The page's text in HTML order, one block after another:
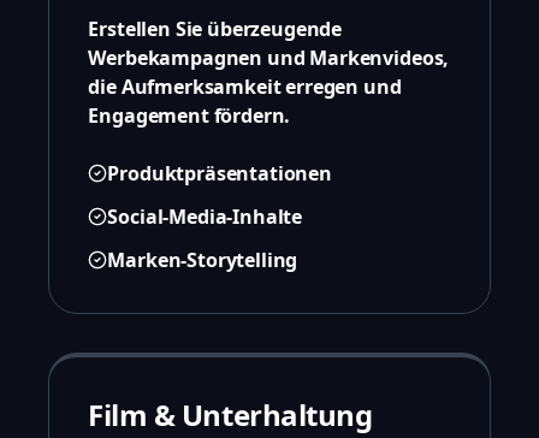
Erstellen Sie überzeugende
Werbekampagnen und Markenvideos,
die Aufmerksamkeit erregen und
Engagement fördern.
Produktpräsentationen
Social-Media-Inhalte
Marken-Storytelling
Film & Unterhaltung